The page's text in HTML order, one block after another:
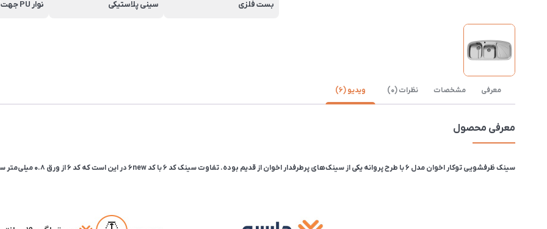
بست فلزی
سینی پلاستیکی
نوار PU جهت آب بندی بهتر
معرفی مشخصات نظرات (0) ویدیو (6)
معرفی محصول
سینک ظرفشویی توکار اخوان مدل 6 با طرح پروانه یکی از سینک های پرطرفدار اخوان از قدیم بوده. تفاوت سینک کد 6 با کد 6new در این است که کد 6 از ورق 0.8 میلی‌متر ساخته شده ولی کد 6new دارای ورق 0.7 میلی‌متر است.